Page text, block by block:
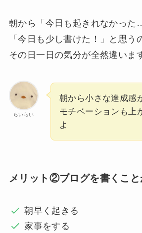
朝から「今日も起きれなかった
「今日も少し書けた！」と思う
その日一日の気分が全然違いま
らいらい
朝から小さな達成感
モチベーションも上
よ
メリット②ブログを書くこ
朝早く起きる
家事をする